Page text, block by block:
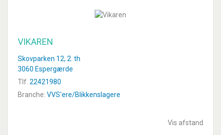
VIKAREN
Skovparken 12, 2. th
3060 Espergærde
Tlf. 22421980
Branche: VVS'ere/Blikkenslagere
Vis afstand